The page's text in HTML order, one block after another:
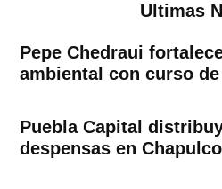
Ultimas
Pepe Chedraui
ambiental con curso
Puebla Capital
despensas en Chapulco